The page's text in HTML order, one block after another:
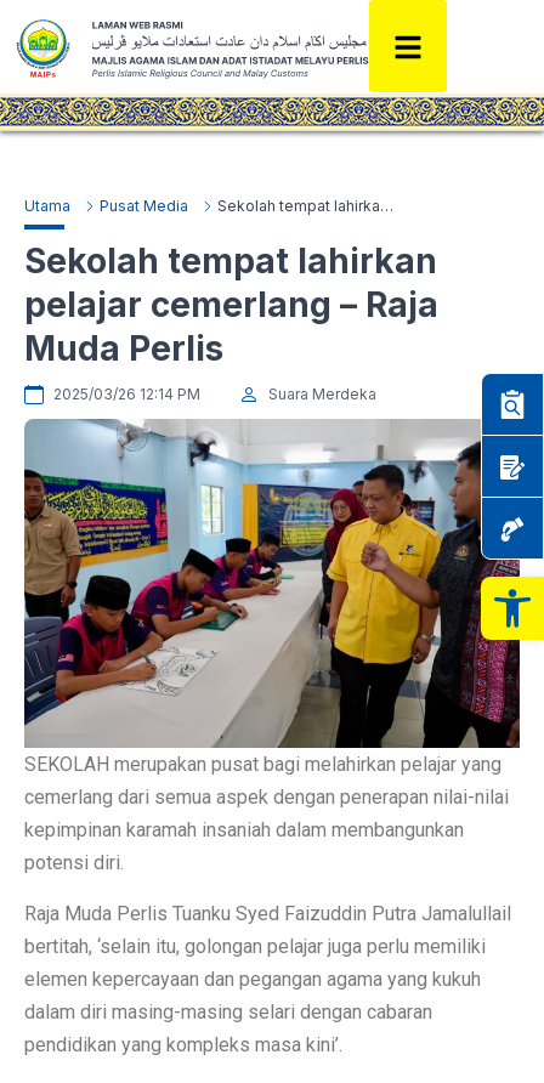
Utama Pusat Media Sekolah tempat lahirkan pelajar cemerlang – Raja Muda Perlis
Sekolah tempat lahirkan
pelajar cemerlang – Raja
Muda Perlis
2025/03/26 12:14 PM Suara Merdeka
SEKOLAH merupakan pusat bagi melahirkan pelajar yang
cemerlang dari semua aspek dengan penerapan nilai-nilai
kepimpinan karamah insaniah dalam membangunkan
potensi diri.
Raja Muda Perlis Tuanku Syed Faizuddin Putra Jamalullail
bertitah, ‘selain itu, golongan pelajar juga perlu memiliki
elemen kepercayaan dan pegangan agama yang kukuh
dalam diri masing-masing selari dengan cabaran
pendidikan yang kompleks masa kini’.